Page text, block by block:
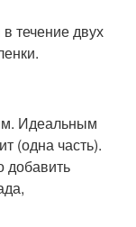
течение двух
Идеальным
(одна часть).
добавить